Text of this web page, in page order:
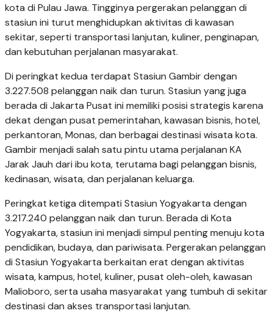
kota di Pulau Jawa. Tingginya pergerakan pelanggan di
stasiun ini turut menghidupkan aktivitas di kawasan
sekitar, seperti transportasi lanjutan, kuliner, penginapan,
dan kebutuhan perjalanan masyarakat.
Di peringkat kedua terdapat Stasiun Gambir dengan
3.227.508 pelanggan naik dan turun. Stasiun yang juga
berada di Jakarta Pusat ini memiliki posisi strategis karena
dekat dengan pusat pemerintahan, kawasan bisnis, hotel,
perkantoran, Monas, dan berbagai destinasi wisata kota.
Gambir menjadi salah satu pintu utama perjalanan KA
Jarak Jauh dari ibu kota, terutama bagi pelanggan bisnis,
kedinasan, wisata, dan perjalanan keluarga.
Peringkat ketiga ditempati Stasiun Yogyakarta dengan
3.217.240 pelanggan naik dan turun. Berada di Kota
Yogyakarta, stasiun ini menjadi simpul penting menuju kota
pendidikan, budaya, dan pariwisata. Pergerakan pelanggan
di Stasiun Yogyakarta berkaitan erat dengan aktivitas
wisata, kampus, hotel, kuliner, pusat oleh-oleh, kawasan
Malioboro, serta usaha masyarakat yang tumbuh di sekitar
destinasi dan akses transportasi lanjutan.